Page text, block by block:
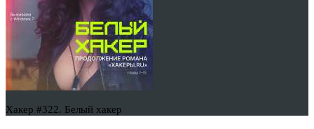
Хакер #322. Белый хакер